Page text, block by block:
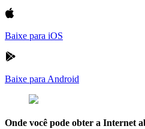
Baixe para iOS
Baixe para Android
Onde você pode obter a Internet